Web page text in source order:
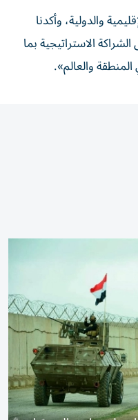
والدولية، وأكدنا
الاستراتيجية بما
والعالم».